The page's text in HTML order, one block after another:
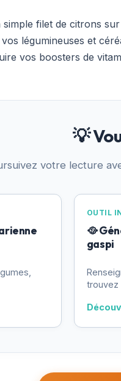
simple filet de citrons
légumineuses et
vos boosters de
💡
votre lecture
OUTIL
🥘
gaspi
trouvez